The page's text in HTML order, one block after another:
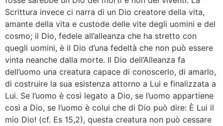
Scrittura invece ci narra di un Dio creatore della vita,
amante della vita e custode delle vite degli uomini e del
cosmo; il Dio, fedele all’alleanza che ha stretto con
quegli uomini, è il Dio d’una fedeltà che non può essere
vinta neanche dalla morte. Il Dio dell’Alleanza fa
dell’uomo una creatura capace di conoscerlo, di amarlo,
di costruire la sua esistenza attorno a Lui e finalizzata a
Lui. Se l’uomo è così legato a Dio, se l’uomo appartiene
così a Dio, se l’uomo è colui che di Dio può dire: È Lui il
mio Dio! (cf. Es 15,2), questa creatura non può cessare